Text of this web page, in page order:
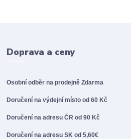
Doprava a ceny
Osobní odběr na prodejněZdarma
Doručení na výdejní místo od 60 Kč
Doručení na adresu ČR od 90 Kč
Doručení na adresu SK od 5,60€